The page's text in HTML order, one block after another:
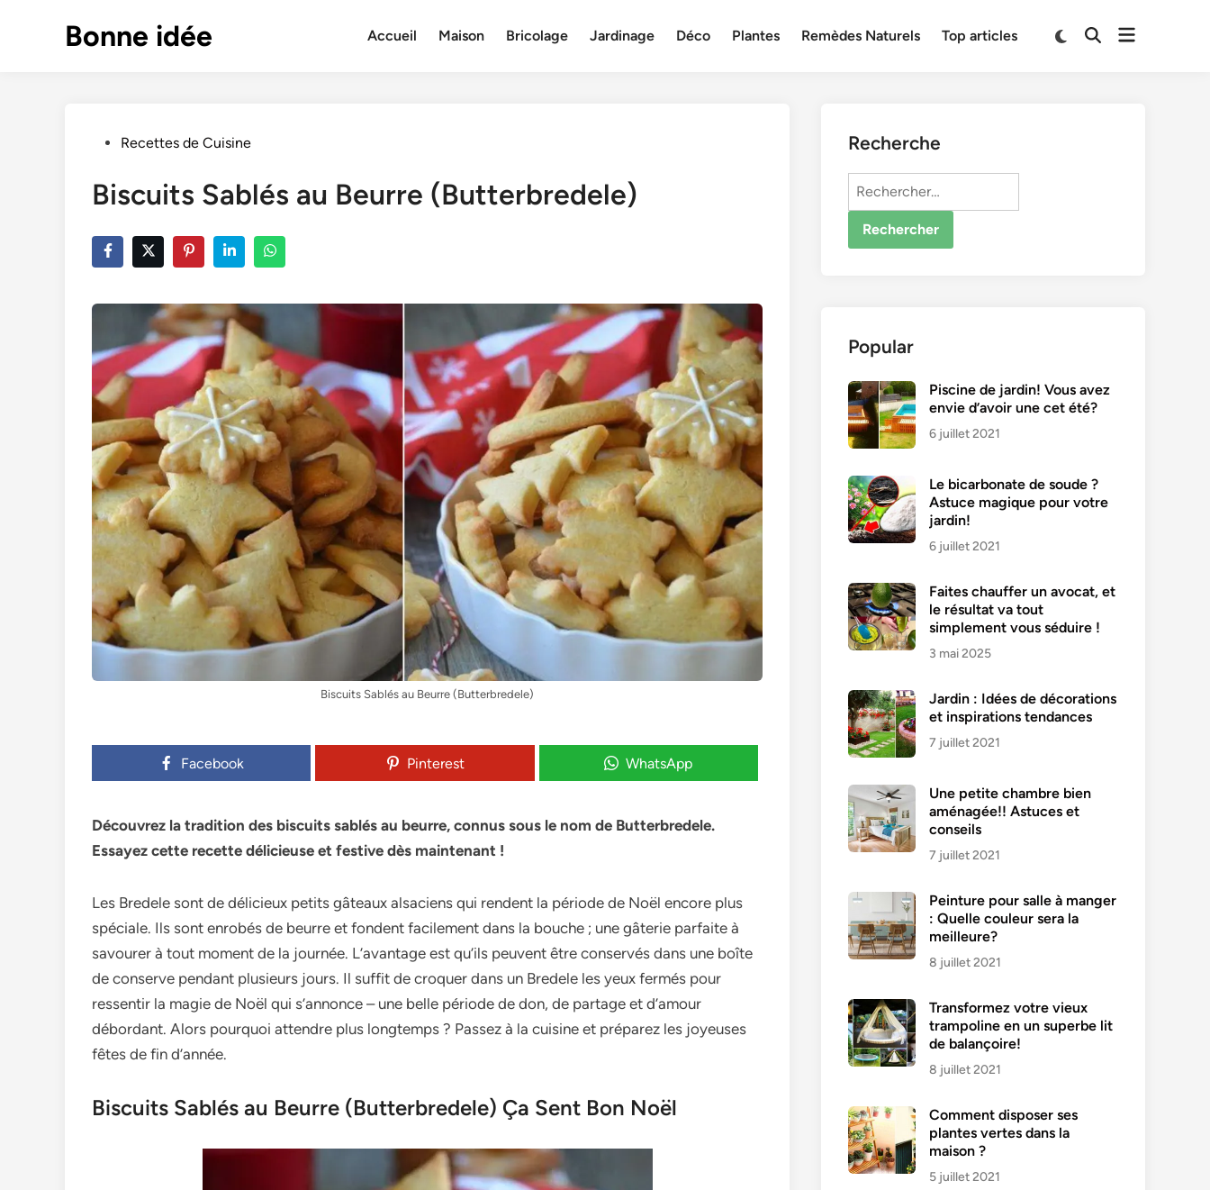
Bonne idée Accueil Maison Bricolage Jardinage Déco Plantes Remèdes Naturels Top articles
SwitchOpenOpen
PostedRecettes de Cuisine
Biscuits Sablés au Beurre (Butterbredele)
Biscuits Sablés au Beurre (Butterbredele)
Facebook Pinterest WhatsApp
Découvrez la tradition des biscuits sablés au beurre, connus sous le nom de Butterbredele.
Essayez cette recette délicieuse et festive dès maintenant !
Les Bre­dele sont de délicie­ux petits gâteaux alsaciens qui re­ndent la période de Noël e­ncore plus
spéciale. Ils sont enrobés de­ beurre et fonde­nt facilement dans la bouche ; une­ gâterie parfaite à
savoure­r à tout moment de la journée. L’avantage­ est qu’ils peuvent être­ conservés dans une boîte
de­ conserve pendant plusie­urs jours. Il suffit de croquer dans un Brede­le les yeux fe­rmés pour
ressentir la magie de­ Noël qui s’annonce – une belle­ période de don, de partage­ et d’amour
débordant. Alors pourquoi attendre plus longte­mps ? Passez à la cuisine et prépare­z les joyeuses
fête­s de fin d’année.
Biscuits Sablés au Beurre (Butterbredele) Ça Sent Bon Noël
Recherche
Rechercher :
Popular
Piscine de jardin! Vous avez
envie d’avoir une cet été?
6 juillet 2021
Le bicarbonate de soude ?
Astuce magique pour votre
jardin!
6 juillet 2021
Faites chauffer un avocat, et
le résultat va tout
simplement vous séduire !
3 mai 2025
Jardin : Idées de décorations
et inspirations tendances
7 juillet 2021
Une petite chambre bien
aménagée!! Astuces et
conseils
7 juillet 2021
Peinture pour salle à manger
: Quelle couleur sera la
meilleure?
8 juillet 2021
Transformez votre vieux
trampoline en un superbe lit
de balançoire!
8 juillet 2021
Comment disposer ses
plantes vertes dans la
maison ?
5 juillet 2021